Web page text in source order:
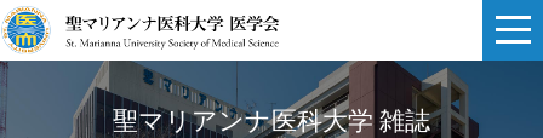
聖マリアンナ医科大学 雑誌